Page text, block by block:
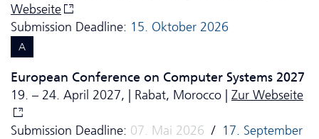
Webseite
Submission Deadline: 15. Oktober 2026
A
European Conference on Computer Systems 2027
19. – 24. April 2027, | Rabat, Morocco | Zur Webseite
Submission Deadline: 07. Mai 2026 / 17. September